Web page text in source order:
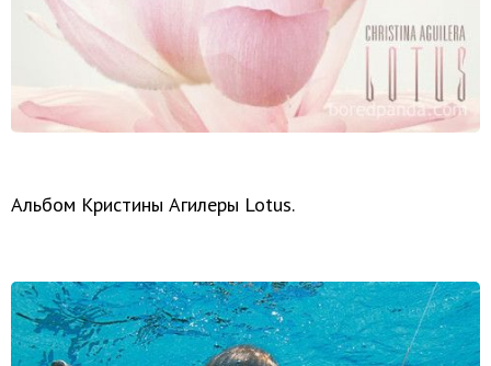
Альбом Кристины Агилеры Lotus.